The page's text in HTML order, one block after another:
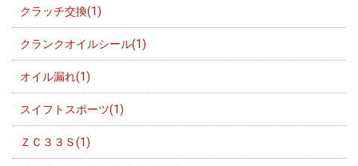
クラッチ交換(1)
クランクオイルシール(1)
オイル漏れ(1)
スイフトスポーツ(1)
ＺＣ３３Ｓ(1)